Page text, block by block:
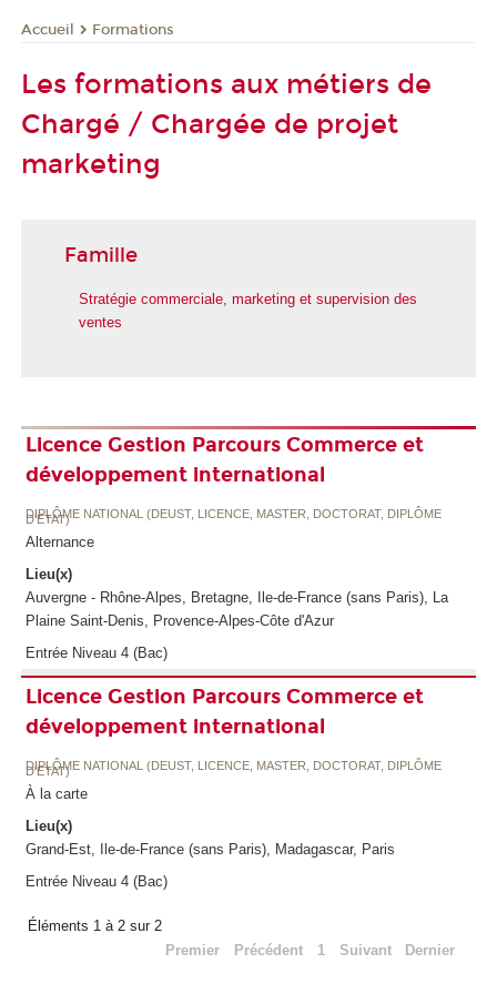
Accueil Formations
Les formations aux métiers de
Chargé / Chargée de projet
marketing
Famille
Stratégie commerciale, marketing et supervision des
ventes
Licence Gestion Parcours Commerce et
développement international
DIPLÔME NATIONAL (DEUST, LICENCE, MASTER, DOCTORAT, DIPLÔME
D'ETAT)
Alternance
Lieu(x)
Auvergne - Rhône-Alpes, Bretagne, Ile-de-France (sans Paris), La
Plaine Saint-Denis, Provence-Alpes-Côte d'Azur
Entrée Niveau 4 (Bac)
Licence Gestion Parcours Commerce et
développement international
DIPLÔME NATIONAL (DEUST, LICENCE, MASTER, DOCTORAT, DIPLÔME
D'ETAT)
À la carte
Lieu(x)
Grand-Est, Ile-de-France (sans Paris), Madagascar, Paris
Entrée Niveau 4 (Bac)
Éléments 1 à 2 sur 2
Premier
Précédent 1 Suivant Dernier